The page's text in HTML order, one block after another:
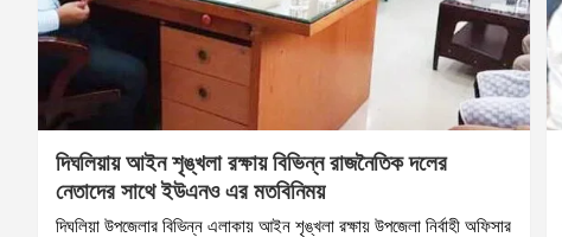
দিঘলিয়ায় আইন শৃঙ্খলা রক্ষায় বিভিন্ন রাজনৈতিক দলের
নেতাদের সাথে ইউএনও এর মতবিনিময়
দিঘলিয়া উপজেলার বিভিন্ন এলাকায় আইন শৃঙ্খলা রক্ষায় উপজেলা নির্বাহী অফিসার